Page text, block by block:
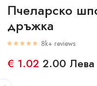
Пчеларско
дръжка
8k+ reviews
€ 1.02 2.00 Лева